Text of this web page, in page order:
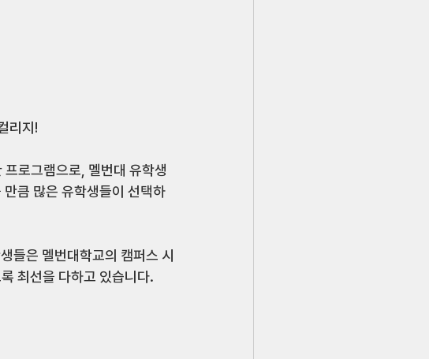
리지!
로그램으로, 멜번대 유학생
큼 많은 유학생들이 선택하
들은 멜번대학교의 캠퍼스 시
최선을 다하고 있습니다.